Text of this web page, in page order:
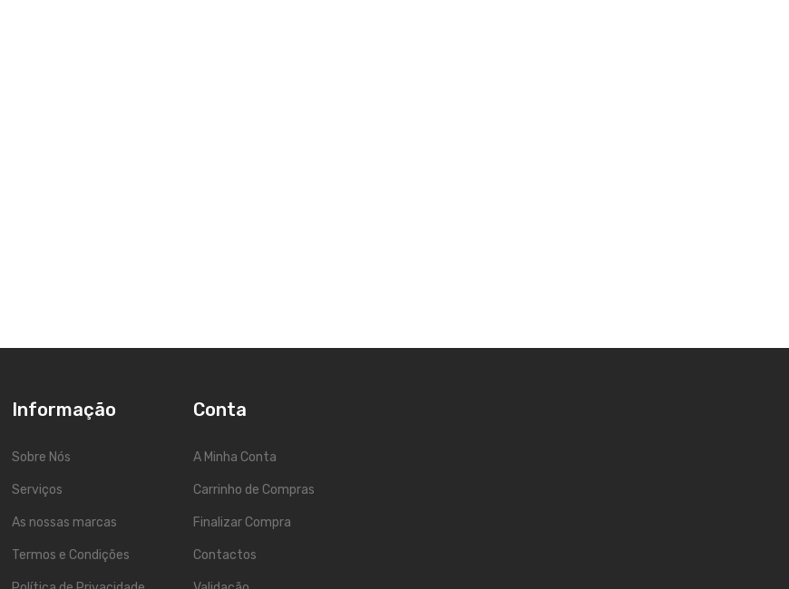
Informação
Sobre Nós
Serviços
As nossas marcas
Termos e Condições
Conta
A Minha Conta
Carrinho de Compras
Finalizar Compra
Contactos